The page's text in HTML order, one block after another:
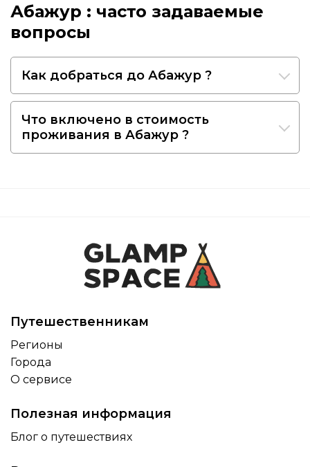
Абажур : часто задаваемые
вопросы
Как добраться до Абажур ?
Что включено в стоимость
проживания в Абажур ?
Путешественникам
Регионы
Города
О сервисе
Полезная информация
Блог о путешествиях